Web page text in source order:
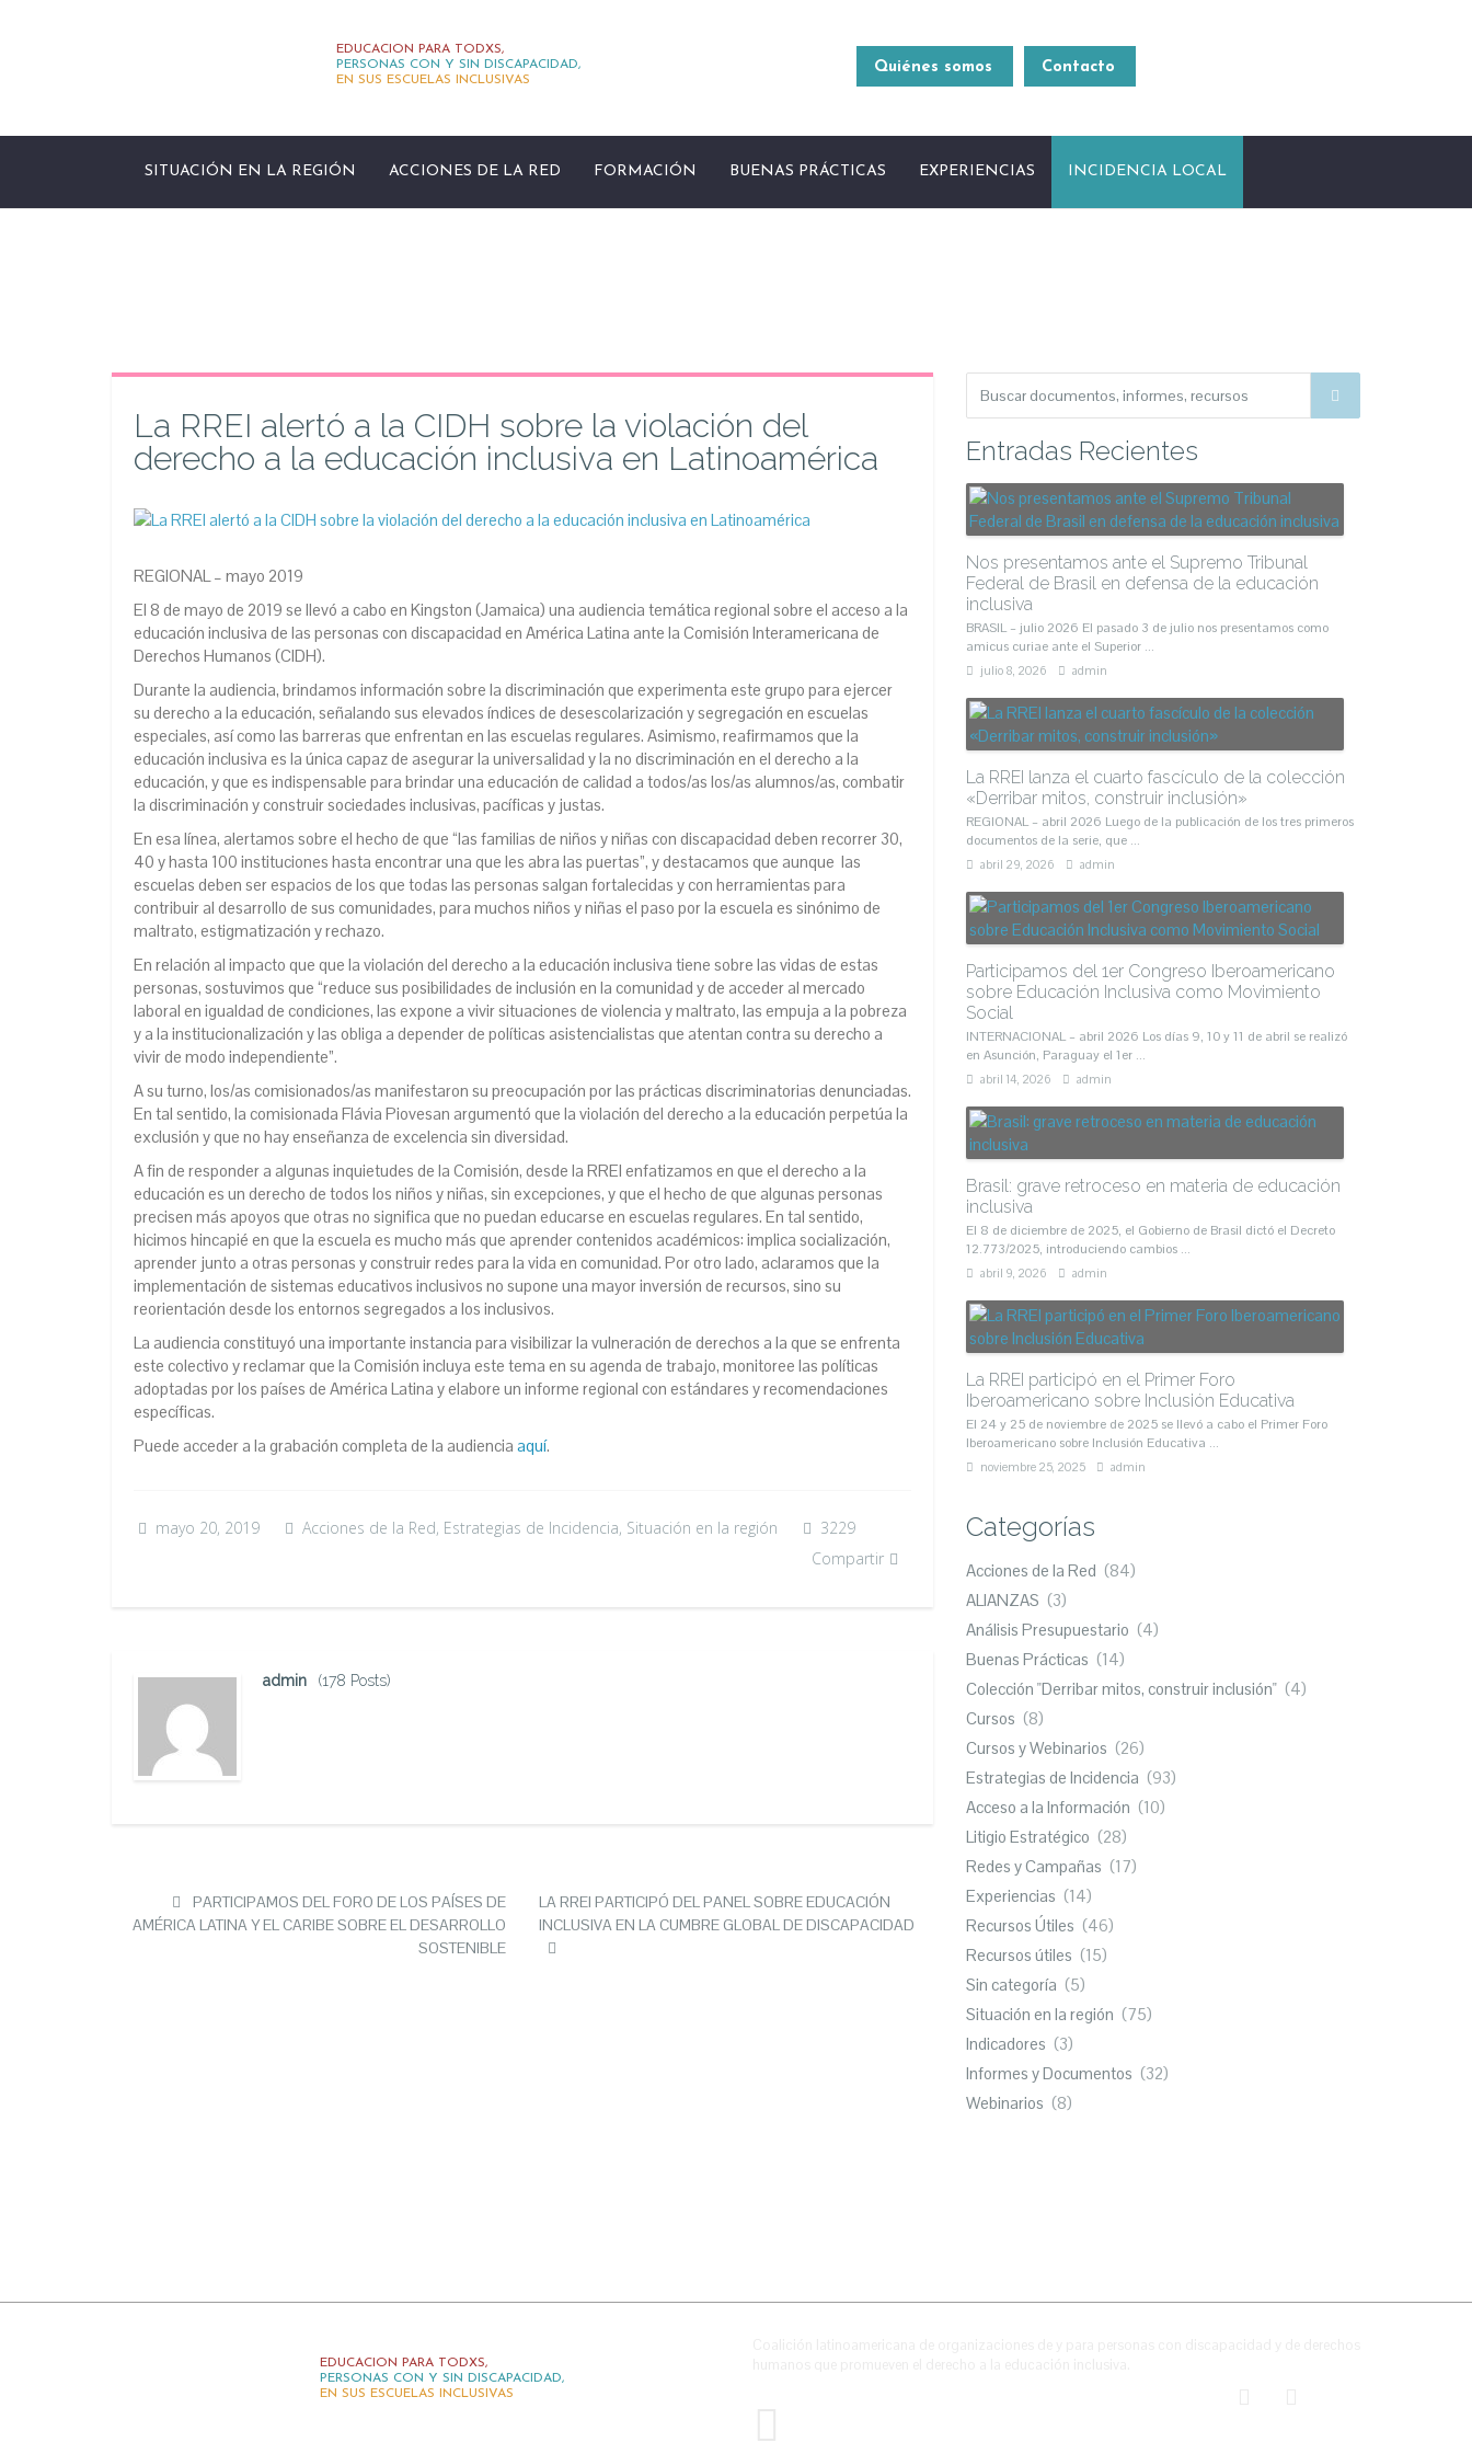
EDUCACION PARA TODXS,
PERSONAS CON Y SIN DISCAPACIDAD,
EN SUS ESCUELAS INCLUSIVAS
Quiénes somos Contacto
SITUACIÓN EN LA REGIÓN ACCIONES DE LA RED FORMACIÓN BUENAS PRÁCTICAS EXPERIENCIAS INCIDENCIA LOCAL
La RREI alertó a la CIDH sobre la violación del
derecho a la educación inclusiva en Latinoamérica
REGIONAL – mayo 2019
El 8 de mayo de 2019 se llevó a cabo en Kingston (Jamaica) una audiencia temática regional sobre el acceso a la
educación inclusiva de las personas con discapacidad en América Latina ante la Comisión Interamericana de
Derechos Humanos (CIDH).
Durante la audiencia, brindamos información sobre la discriminación que experimenta este grupo para ejercer
su derecho a la educación, señalando sus elevados índices de desescolarización y segregación en escuelas
especiales, así como las barreras que enfrentan en las escuelas regulares. Asimismo, reafirmamos que la
educación inclusiva es la única capaz de asegurar la universalidad y la no discriminación en el derecho a la
educación, y que es indispensable para brindar una educación de calidad a todos/as los/as alumnos/as, combatir
la discriminación y construir sociedades inclusivas, pacíficas y justas.
En esa línea, alertamos sobre el hecho de que “las familias de niños y niñas con discapacidad deben recorrer 30,
40 y hasta 100 instituciones hasta encontrar una que les abra las puertas”, y destacamos que aunque las
escuelas deben ser espacios de los que todas las personas salgan fortalecidas y con herramientas para
contribuir al desarrollo de sus comunidades, para muchos niños y niñas el paso por la escuela es sinónimo de
maltrato, estigmatización y rechazo.
En relación al impacto que que la violación del derecho a la educación inclusiva tiene sobre las vidas de estas
personas, sostuvimos que “reduce sus posibilidades de inclusión en la comunidad y de acceder al mercado
laboral en igualdad de condiciones, las expone a vivir situaciones de violencia y maltrato, las empuja a la pobreza
y a la institucionalización y las obliga a depender de políticas asistencialistas que atentan contra su derecho a
vivir de modo independiente”.
A su turno, los/as comisionados/as manifestaron su preocupación por las prácticas discriminatorias denunciadas.
En tal sentido, la comisionada Flávia Piovesan argumentó que la violación del derecho a la educación perpetúa la
exclusión y que no hay enseñanza de excelencia sin diversidad.
A fin de responder a algunas inquietudes de la Comisión, desde la RREI enfatizamos en que el derecho a la
educación es un derecho de todos los niños y niñas, sin excepciones, y que el hecho de que algunas personas
precisen más apoyos que otras no significa que no puedan educarse en escuelas regulares. En tal sentido,
hicimos hincapié en que la escuela es mucho más que aprender contenidos académicos: implica socialización,
aprender junto a otras personas y construir redes para la vida en comunidad. Por otro lado, aclaramos que la
implementación de sistemas educativos inclusivos no supone una mayor inversión de recursos, sino su
reorientación desde los entornos segregados a los inclusivos.
La audiencia constituyó una importante instancia para visibilizar la vulneración de derechos a la que se enfrenta
este colectivo y reclamar que la Comisión incluya este tema en su agenda de trabajo, monitoree las políticas
adoptadas por los países de América Latina y elabore un informe regional con estándares y recomendaciones
específicas.
Puede acceder a la grabación completa de la audiencia aquí.
mayo 20, 2019 Acciones de la Red, Estrategias de Incidencia, Situación en la región
3229
Compartir
admin (178 Posts)
PARTICIPAMOS DEL FORO DE LOS PAÍSES DE
AMÉRICA LATINA Y EL CARIBE SOBRE EL DESARROLLO
SOSTENIBLE
LA RREI PARTICIPÓ DEL PANEL SOBRE EDUCACIÓN
INCLUSIVA EN LA CUMBRE GLOBAL DE DISCAPACIDAD
Entradas Recientes
Nos presentamos ante el Supremo Tribunal
Federal de Brasil en defensa de la educación
inclusiva
BRASIL – julio 2026 El pasado 3 de julio nos presentamos como
amicus curiae ante el Superior ...
julio 8, 2026 admin
La RREI lanza el cuarto fascículo de la colección
«Derribar mitos, construir inclusión»
REGIONAL – abril 2026 Luego de la publicación de los tres primeros
documentos de la serie, que ...
abril 29, 2026 admin
Participamos del 1er Congreso Iberoamericano
sobre Educación Inclusiva como Movimiento
Social
INTERNACIONAL – abril 2026 Los días 9, 10 y 11 de abril se realizó
en Asunción, Paraguay el 1er ...
abril 14, 2026 admin
Brasil: grave retroceso en materia de educación
inclusiva
El 8 de diciembre de 2025, el Gobierno de Brasil dictó el Decreto
12.773/2025, introduciendo cambios ...
abril 9, 2026 admin
La RREI participó en el Primer Foro
Iberoamericano sobre Inclusión Educativa
El 24 y 25 de noviembre de 2025 se llevó a cabo el Primer Foro
Iberoamericano sobre Inclusión Educativa ...
noviembre 25, 2025 admin
Categorías
Acciones de la Red (84)
ALIANZAS (3)
Análisis Presupuestario (4)
Buenas Prácticas (14)
Colección "Derribar mitos, construir inclusión" (4)
Cursos (8)
Cursos y Webinarios (26)
Estrategias de Incidencia (93)
Acceso a la Información (10)
Litigio Estratégico (28)
Redes y Campañas (17)
Experiencias (14)
Recursos Útiles (46)
Recursos útiles (15)
Sin categoría (5)
Situación en la región (75)
Indicadores (3)
Informes y Documentos (32)
Webinarios (8)
EDUCACION PARA TODXS,
PERSONAS CON Y SIN DISCAPACIDAD,
EN SUS ESCUELAS INCLUSIVAS